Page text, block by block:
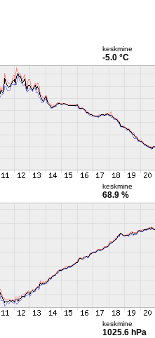
keskmine
-5.0 °C
keskmine
68.9 %
keskmine
1025.6 hPa